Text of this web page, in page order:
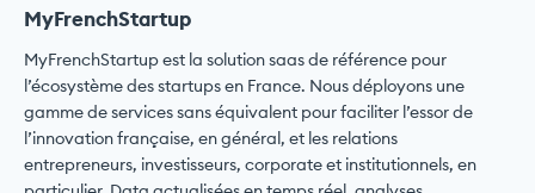
MyFrenchStartup
MyFrenchStartup est la solution saas de référence pour
l’écosystème des startups en France. Nous déployons une
gamme de services sans équivalent pour faciliter l’essor de
l’innovation française, en général, et les relations
entrepreneurs, investisseurs, corporate et institutionnels, en